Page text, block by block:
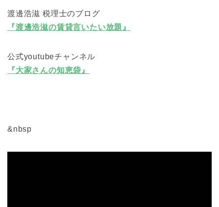
渡邊浩滋 税理士のブログ
『渡邊浩滋の賃貸言いたい放題』
公式youtubeチャンネル
『大家さんの知恵袋』
&nbsp